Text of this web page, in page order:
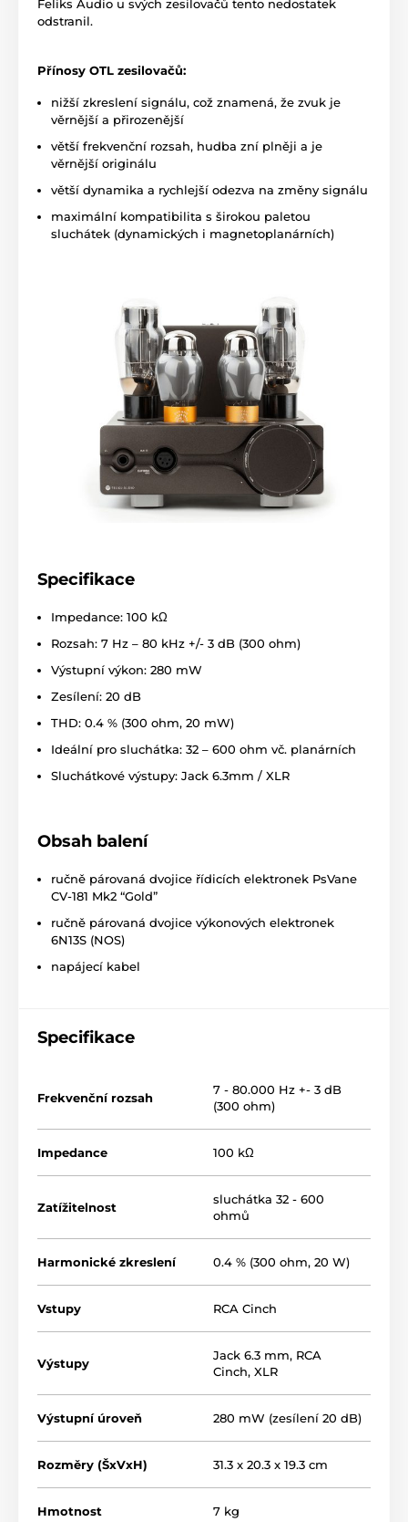
Feliks Audio u svých zesilovačů tento nedostatek
odstranil.
Přínosy OTL zesilovačů:
nižší zkreslení signálu, což znamená, že zvuk je
věrnější a přirozenější
větší frekvenční rozsah, hudba zní plněji a je
věrnější originálu
větší dynamika a rychlejší odezva na změny signálu
maximální kompatibilita s širokou paletou
sluchátek (dynamických i magnetoplanárních)
Specifikace
Impedance: 100 kΩ
Rozsah: 7 Hz – 80 kHz +/- 3 dB (300 ohm)
Výstupní výkon: 280 mW
Zesílení: 20 dB
THD: 0.4 % (300 ohm, 20 mW)
Ideální pro sluchátka: 32 – 600 ohm vč. planárních
Sluchátkové výstupy: Jack 6.3mm / XLR
Obsah balení
ručně párovaná dvojice řídicích elektronek PsVane
CV-181 Mk2 “Gold”
ručně párovaná dvojice výkonových elektronek
6N13S (NOS)
napájecí kabel
Specifikace
Frekvenční rozsah
7 - 80.000 Hz +- 3 dB
(300 ohm)
Impedance 100 kΩ
Zatížitelnost
sluchátka 32 - 600
ohmů
Harmonické zkreslení 0.4 % (300 ohm, 20 W)
Vstupy RCA Cinch
Výstupy
Jack 6.3 mm, RCA
Cinch, XLR
Výstupní úroveň 280 mW (zesílení 20 dB)
Rozměry (ŠxVxH) 31.3 x 20.3 x 19.3 cm
Hmotnost 7 kg